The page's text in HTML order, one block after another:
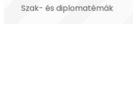
Szak- és diplomatémák